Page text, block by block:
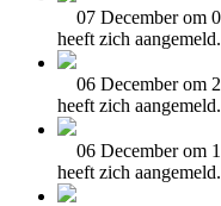
07 December om
heeft zich aangemeld.
06 December om
heeft zich aangemeld.
06 December om
heeft zich aangemeld.